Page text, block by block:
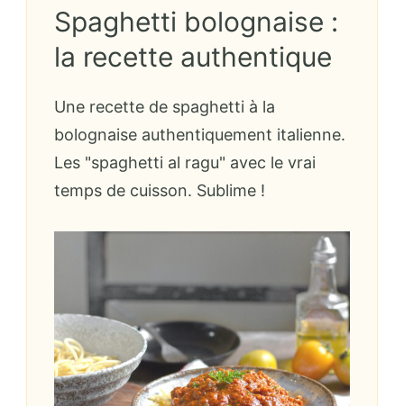
Spaghetti bolognaise :
la recette authentique
Une recette de spaghetti à la
bolognaise authentiquement italienne.
Les "spaghetti al ragu" avec le vrai
temps de cuisson. Sublime !